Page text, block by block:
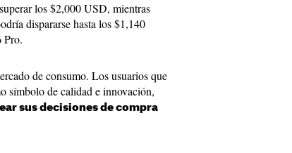
los $2,000 USD, mientras
dispararse hasta los $1,140
Pro.
de consumo. Los usuarios que
símbolo de calidad e innovación,
sus decisiones de compra